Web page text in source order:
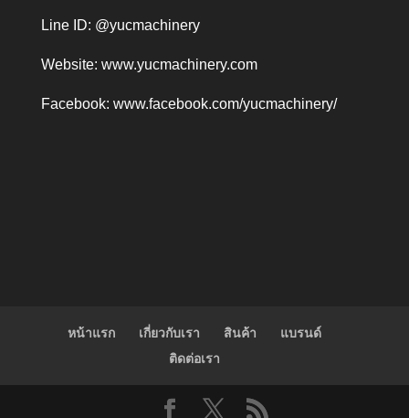
Line ID: @yucmachinery
Website: www.yucmachinery.com
Facebook: www.facebook.com/yucmachinery/
หน้าแรก เกี่ยวกับเรา สินค้า
แบรนด์
ติดต่อเรา